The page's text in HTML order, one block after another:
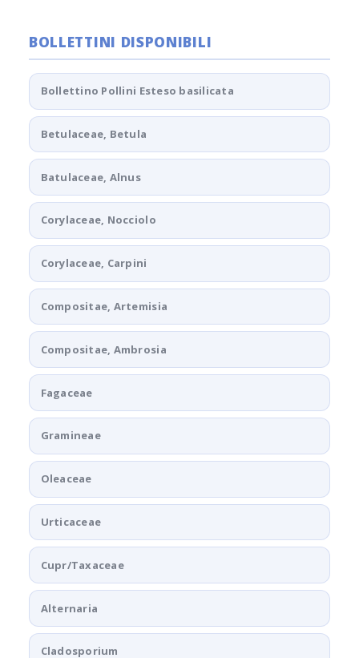
BOLLETTINI DISPONIBILI
Bollettino Pollini Esteso basilicata
Betulaceae, Betula
Batulaceae, Alnus
Corylaceae, Nocciolo
Corylaceae, Carpini
Compositae, Artemisia
Compositae, Ambrosia
Fagaceae
Gramineae
Oleaceae
Urticaceae
Cupr/Taxaceae
Alternaria
Cladosporium